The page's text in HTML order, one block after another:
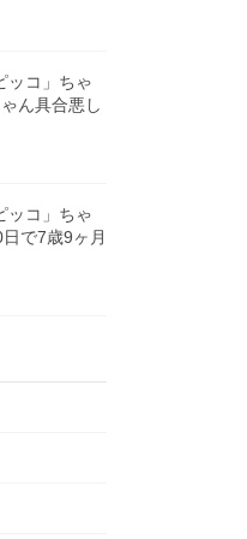
ッコ」ちゃ
ん具合悪し
ッコ」ちゃ
で7歳9ヶ月